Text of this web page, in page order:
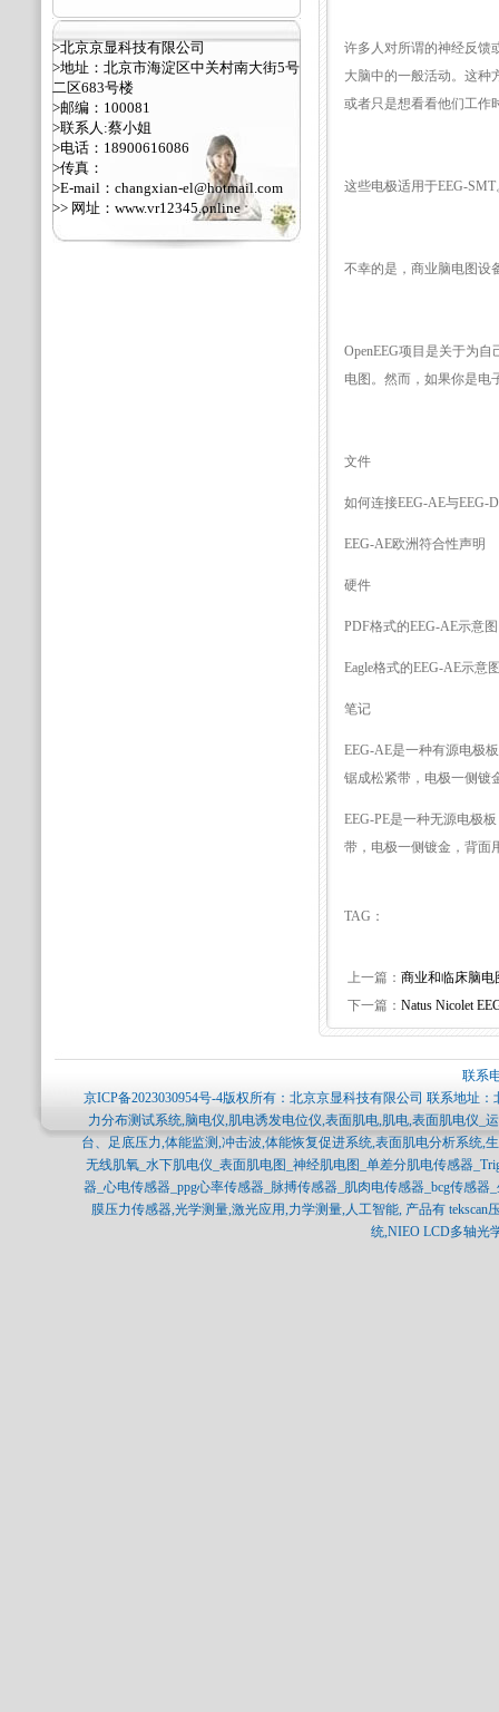
>北京京显科技有限公司
>地址：北京市海淀区中关村南大街5号
二区683号楼
>邮编：100081
>联系人:蔡小姐
>电话：18900616086
>传真：
>E-mail：changxian-el@hotmail.com
>> 网址： www.vr12345.online
许多人对所谓的神经反馈
大脑中的一般活动。这种
或者只是想看看他们工作
这些电极适用于EEG-
不幸的是，商业脑电图设
OpenEEG项目是关于为
电图。然而，如果你是电
文件
如何连接EEG-AE与EEG-
EEG-AE欧洲符合性声明
硬件
PDF格式的EEG-AE示意图
Eagle格式的EEG-AE示意
笔记
EEG-AE是一种有源电极
锯成松紧带，电极一侧镀
EEG-PE是一种无源电极
带，电极一侧镀金，背面
TAG：
上一篇： 商业和临床脑电
下一篇： Natus Nicolet
联系
京ICP备2023030954号-4版权所有：北京京显科技有限公司 联系地址
力分布测试系统,脑电仪,肌电诱发电位仪,表面肌电,肌电,表面肌电仪_
台、足底压力,体能监测,冲击波,体能恢复促进系统,表面肌电分析系统,
无线肌氧_水下肌电仪_表面肌电图_神经肌电图_单差分肌电传感器
器_心电传感器_ppg心率传感器_脉搏传感器_肌肉电传感器_bcg传感
膜压力传感器,光学测量,激光应用,力学测量,人工智能, 产品有 tekscan
统,NIEO LCD多轴光